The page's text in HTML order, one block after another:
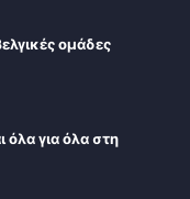
ομάδες
όλα για όλα στη